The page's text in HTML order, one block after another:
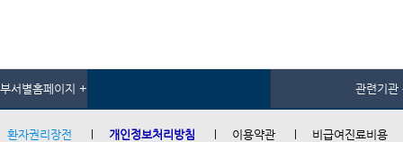
부서별홈페이지 + 관련기관
환자권리장전 개인정보처리방침 이용약관 비급여진료비용